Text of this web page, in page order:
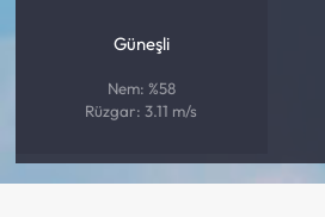
Güneşli
Nem: %58
Rüzgar: 3.11 m/s